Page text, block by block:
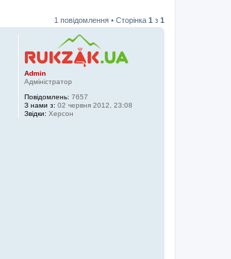
1 повідомлення • Сторінка 1 з 1
Admin
Адміністратор
Повідомлень: 7657
З нами з: 02 червня 2012, 23:08
Звідки: Херсон